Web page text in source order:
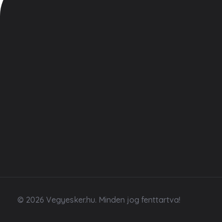
© 2026 Vegyesker.hu. Minden jog fenttartva!